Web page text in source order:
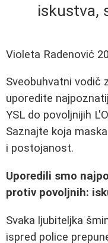
iskustva,
Violeta Radenović
Sveobuhvatni vodič
uporedite
YSL do povoljnijih
Saznajte koja
i postojanost.
Uporedili smo
protiv povoljnih:
Svaka ljubiteljka
ispred police